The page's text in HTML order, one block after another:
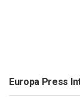
Europa Press